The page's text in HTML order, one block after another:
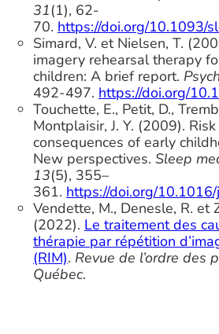
31(1), 62-
70. https://doi.org/10.1093/
Simard, V. et Nielsen, T.
imagery rehearsal therapy
children: A brief report.
492-497. https://doi.org/
Touchette, E., Petit, D.,
Montplaisir, J. Y. (2009).
consequences of early
New perspectives. Sleep
13(5), 355–
361. https://doi.org/
Vendette, M., Denesle, R. et
(2022). Le traitement des
thérapie par répétition
(RIM). Revue de l’ordre des
Québec.